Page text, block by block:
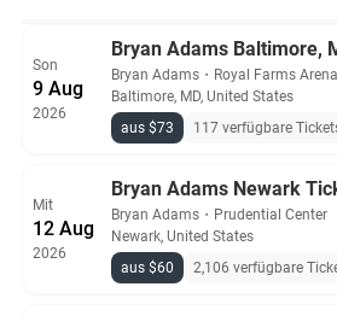
Son
9 Aug
2026
Bryan Adams Baltimore,
Bryan Adams ・ Royal Farms Arena
Baltimore, MD, United States
aus $73
117 verfügbare
Mit
12 Aug
2026
Bryan Adams Newark
Bryan Adams ・ Prudential Center
Newark, United States
aus $60
2,106 verfügbare